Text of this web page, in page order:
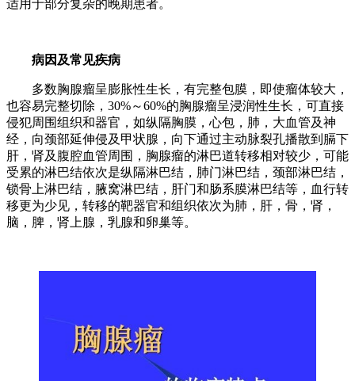
适用于部分复杂的晚期患者。
病因及常见疾病
多数胸腺瘤呈膨胀性生长，有完整包膜，即使瘤体较大，
也容易完整切除，30%～60%的胸腺瘤呈浸润性生长，可直接
侵犯周围组织和器官，如纵隔胸膜，心包，肺，大血管及神
经，向颈部延伸侵及甲状腺，向下通过主动脉裂孔播散到膈下
肝，肾及腹腔血管周围，胸腺瘤的淋巴道转移相对较少，可能
受累的淋巴结依次是纵隔淋巴结，肺门淋巴结，颈部淋巴结，
锁骨上淋巴结，腋窝淋巴结，肝门和肠系膜淋巴结等，血行转
移更为少见，转移的靶器官和组织依次为肺，肝，骨，肾，
脑，脾，肾上腺，乳腺和卵巢等。